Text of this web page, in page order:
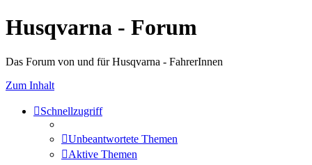
Husqvarna - Forum
Das Forum von und für Husqvarna - FahrerInnen
Zum Inhalt
Schnellzugriff
Unbeantwortete Themen
Aktive Themen